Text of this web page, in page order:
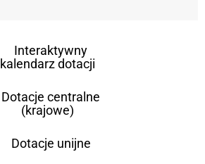
Interaktywny
kalendarz dotacji
Dotacje centralne
(krajowe)
Dotacje unijne